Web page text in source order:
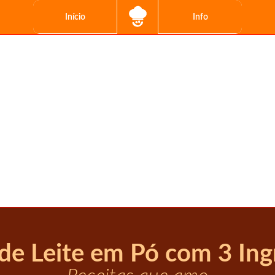
Início Info
Leite em Pó com 3